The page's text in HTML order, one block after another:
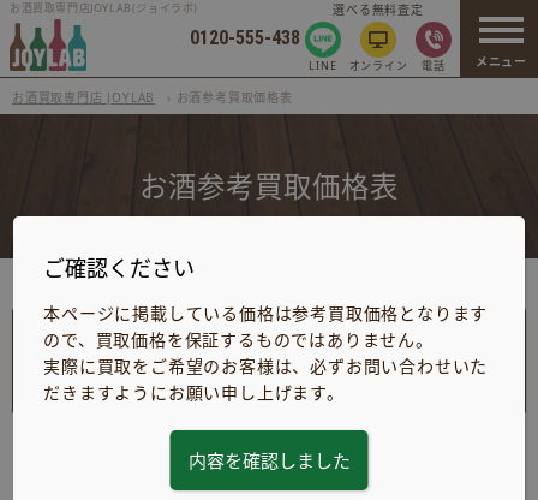
メニュー
お酒買取専門店JOYLAB(ジョイラボ)
0120-555-438
選べる無料査定
LINE オンライン 電話
お酒買取専門店 JOYLAB › お酒参考買取価格表
お酒参考買取価格表
最終更新日:2025/08/29(毎月上旬更新)
【必ずご確認ください】
ご確認ください
本ページに掲載している価格は参考買取価格となります
ので、買取価格を保証するものではありません。
実際に買取をご希望のお客様は、必ずお問い合わせいた
だきますようにお願い申し上げます。
内容を確認しました